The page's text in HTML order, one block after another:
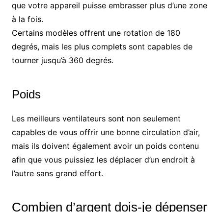
que votre appareil puisse embrasser plus d’une zone
à la fois.
Certains modèles offrent une rotation de 180
degrés, mais les plus complets sont capables de
tourner jusqu’à 360 degrés.
Poids
Les meilleurs ventilateurs sont non seulement
capables de vous offrir une bonne circulation d’air,
mais ils doivent également avoir un poids contenu
afin que vous puissiez les déplacer d’un endroit à
l’autre sans grand effort.
Combien d’argent dois-je dépenser